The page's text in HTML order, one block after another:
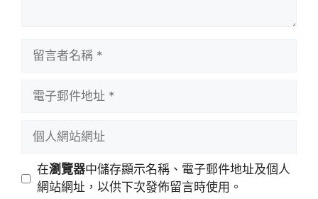
址
站
在瀏覽器中儲存顯示名稱、電子郵件地址及個人
網站網址，以供下次發佈留言時使用。